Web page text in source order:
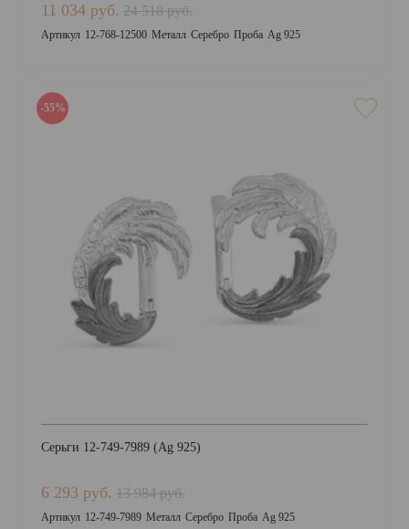
11 034 руб. 24 518 руб.
Артикул 12-768-12500 Металл Серебро Проба Ag 925
-55%
Серьги 12-749-7989 (Ag 925)
6 293 руб. 13 984 руб.
Артикул 12-749-7989 Металл Серебро Проба Ag 925